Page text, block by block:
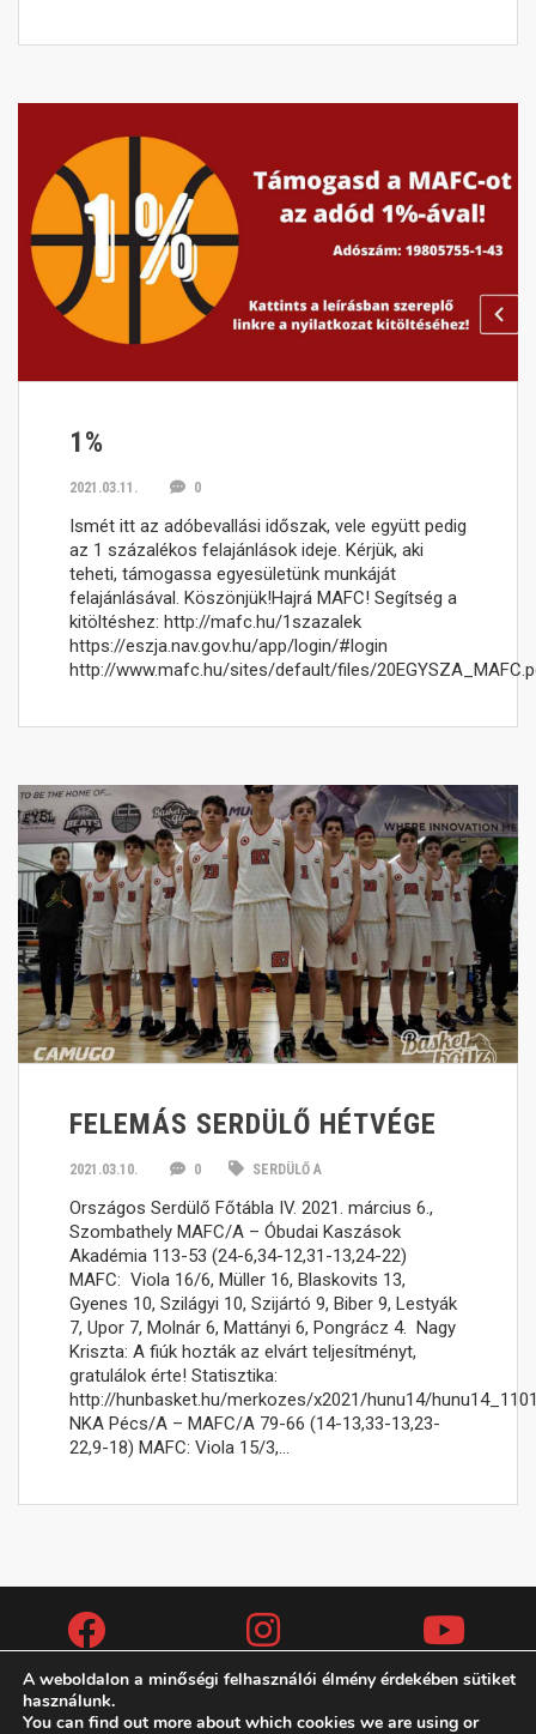
1%
2021.03.11. 0
Ismét itt az adóbevallási időszak, vele együtt pedig
az 1 százalékos felajánlások ideje. Kérjük, aki
teheti, támogassa egyesületünk munkáját
felajánlásával. Köszönjük!Hajrá MAFC! Segítség a
kitöltéshez: http://mafc.hu/1szazalek
https://eszja.nav.gov.hu/app/login/#login
http://www.mafc.hu/sites/default/files/
FELEMÁS SERDÜLŐ HÉTVÉGE
2021.03.10. 0 SERDÜLŐ A
Országos Serdülő Főtábla IV. 2021. március 6.,
Szombathely MAFC/A – Óbudai Kaszások
Akadémia 113-53 (24-6,34-12,31-13,24-22)
MAFC: Viola 16/6, Müller 16, Blaskovits 13,
Gyenes 10, Szilágyi 10, Szijártó 9, Biber 9, Lestyák
7, Upor 7, Molnár 6, Mattányi 6, Pongrácz 4. Nagy
Kriszta: A fiúk hozták az elvárt teljesítményt,
gratulálok érte! Statisztika:
http://hunbasket.hu/merkozes/x2021/hunu14/
NKA Pécs/A – MAFC/A 79-66 (14-13,33-13,23-
22,9-18) MAFC: Viola 15/3,…
Copyright (c) 2019 MAFC
A weboldalon a minőségi felhasználói élmény érdekében sütiket
használunk.
You can find out more about which cookies we are using or